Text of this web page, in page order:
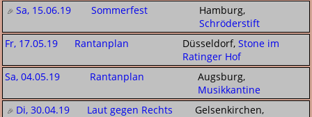
Sa, 15.06.19
Sommerfest
Hamburg,
Schröderstift
Fr, 17.05.19
Rantanplan Düsseldorf, Stone im
Ratinger Hof
Sa, 04.05.19
Rantanplan
Augsburg,
Musikkantine
Di, 30.04.19
Laut gegen Rechts
Gelsenkirchen,